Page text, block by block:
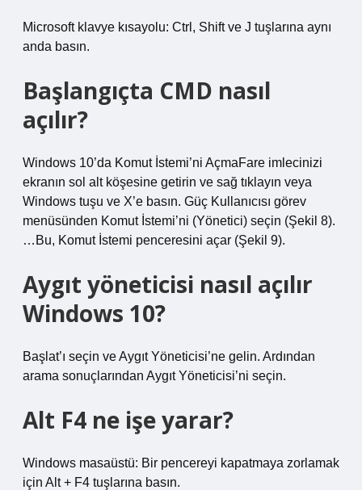
Microsoft klavye kısayolu: Ctrl, Shift ve J tuşlarına aynı
anda basın.
Başlangıçta CMD nasıl
açılır?
Windows 10’da Komut İstemi’ni AçmaFare imlecinizi
ekranın sol alt köşesine getirin ve sağ tıklayın veya
Windows tuşu ve X’e basın. Güç Kullanıcısı görev
menüsünden Komut İstemi’ni (Yönetici) seçin (Şekil 8).
…Bu, Komut İstemi penceresini açar (Şekil 9).
Aygıt yöneticisi nasıl açılır
Windows 10?
Başlat’ı seçin ve Aygıt Yöneticisi’ne gelin. Ardından
arama sonuçlarından Aygıt Yöneticisi’ni seçin.
Alt F4 ne işe yarar?
Windows masaüstü: Bir pencereyi kapatmaya zorlamak
için Alt + F4 tuşlarına basın.